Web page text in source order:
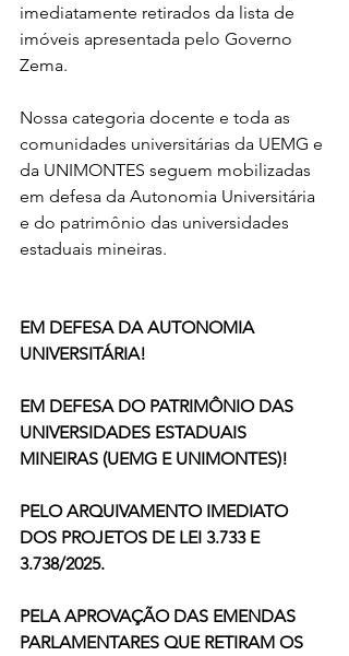
imediatamente retirados da lista de
imóveis apresentada pelo Governo
Zema.
Nossa categoria docente e toda as
comunidades universitárias da UEMG e
da UNIMONTES seguem mobilizadas
em defesa da Autonomia Universitária
e do patrimônio das universidades
estaduais mineiras.
EM DEFESA DA AUTONOMIA
UNIVERSITÁRIA!
EM DEFESA DO PATRIMÔNIO DAS
UNIVERSIDADES ESTADUAIS
MINEIRAS (UEMG E UNIMONTES)!
PELO ARQUIVAMENTO IMEDIATO
DOS PROJETOS DE LEI 3.733 E
3.738/2025.
PELA APROVAÇÃO DAS EMENDAS
PARLAMENTARES QUE RETIRAM OS